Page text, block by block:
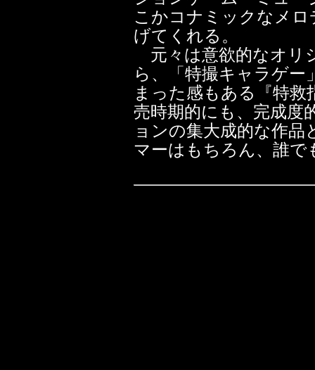
こかコナミックなメ
げてくれる。
元々は意欲的なオリ
ら、「特撮キャラゲ
まった感もある『特
売時期的にも、完成度
ョンの集大成的な作
マーはもちろん、誰で